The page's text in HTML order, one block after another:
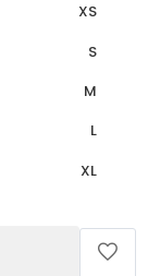
XS
S
M
L
XL